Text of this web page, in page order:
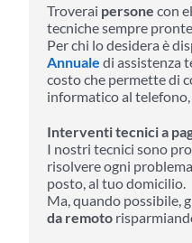
Troverai persone con
tecniche sempre
Per chi lo desidera è
Annuale di assistenza
costo che permette di
informatico al
Interventi tecnici a
I nostri tecnici sono
risolvere ogni
posto, al tuo domicilio.
Ma, quando possibile,
da remoto